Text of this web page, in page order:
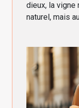
dieux, la vigne
naturel, mais